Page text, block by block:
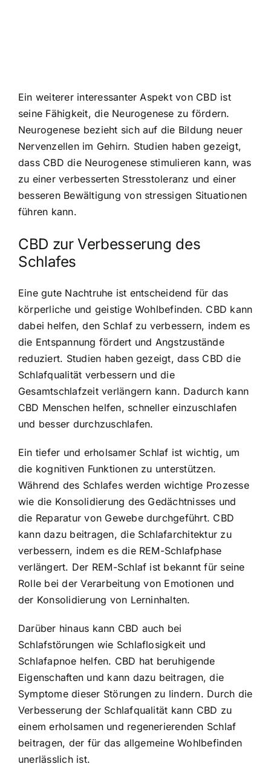
Ein weiterer interessanter Aspekt von CBD ist
seine Fähigkeit, die Neurogenese zu fördern.
Neurogenese bezieht sich auf die Bildung neuer
Nervenzellen im Gehirn. Studien haben gezeigt,
dass CBD die Neurogenese stimulieren kann, was
zu einer verbesserten Stresstoleranz und einer
besseren Bewältigung von stressigen Situationen
führen kann.
CBD zur Verbesserung des
Schlafes
Eine gute Nachtruhe ist entscheidend für das
körperliche und geistige Wohlbefinden. CBD kann
dabei helfen, den Schlaf zu verbessern, indem es
die Entspannung fördert und Angstzustände
reduziert. Studien haben gezeigt, dass CBD die
Schlafqualität verbessern und die
Gesamtschlafzeit verlängern kann. Dadurch kann
CBD Menschen helfen, schneller einzuschlafen
und besser durchzuschlafen.
Ein tiefer und erholsamer Schlaf ist wichtig, um
die kognitiven Funktionen zu unterstützen.
Während des Schlafes werden wichtige Prozesse
wie die Konsolidierung des Gedächtnisses und
die Reparatur von Gewebe durchgeführt. CBD
kann dazu beitragen, die Schlafarchitektur zu
verbessern, indem es die REM-Schlafphase
verlängert. Der REM-Schlaf ist bekannt für seine
Rolle bei der Verarbeitung von Emotionen und
der Konsolidierung von Lerninhalten.
Darüber hinaus kann CBD auch bei
Schlafstörungen wie Schlaflosigkeit und
Schlafapnoe helfen. CBD hat beruhigende
Eigenschaften und kann dazu beitragen, die
Symptome dieser Störungen zu lindern. Durch die
Verbesserung der Schlafqualität kann CBD zu
einem erholsamen und regenerierenden Schlaf
beitragen, der für das allgemeine Wohlbefinden
unerlässlich ist.